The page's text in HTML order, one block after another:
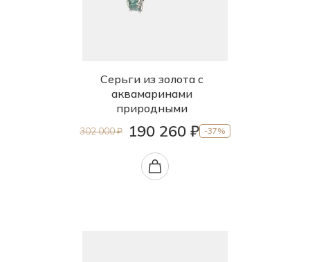
Серьги из золота с
аквамаринами
природными
302 000 ₽ 190 260 ₽ -37%